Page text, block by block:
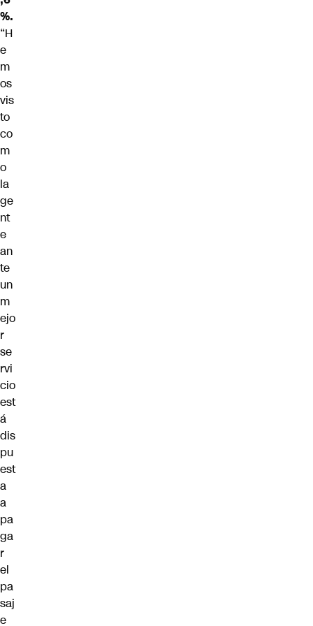
%.
“H
e
m
os
vis
to
co
m
o
la
ge
nt
e
an
te
un
m
ejo
r
se
rvi
cio
est
á
dis
pu
est
a
a
pa
ga
r
el
pa
saj
e